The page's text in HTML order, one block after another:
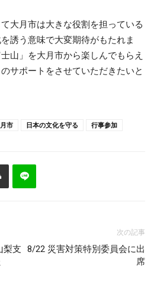
大月市は大きな役割を担っている
誘う意味で大変期待がもたれま
山」を大月市から楽しんでもらえ
サポートをさせていただきたいと
市 日本の文化を守る 行事参加
梨支
次の記事
8/22 災害対策特別委員会に出
席